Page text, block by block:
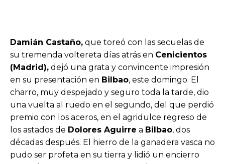
Damián Castaño, que toreó con las secuelas de
su tremenda voltereta días atrás en Cenicientos
(Madrid), dejó una grata y convincente impresión
en su presentación en Bilbao, este domingo. El
charro, muy despejado y seguro toda la tarde, dio
una vuelta al ruedo en el segundo, del que perdió
premio con los aceros, en el agridulce regreso de
los astados de Dolores Aguirre a Bilbao, dos
décadas después. El hierro de la ganadera vasca no
pudo ser profeta en su tierra y lidió un encierro